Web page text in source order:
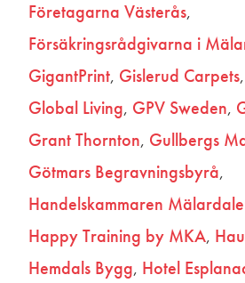
Företagarna Västerås
Försäkringsrådgivarna i
GigantPrint Gislerud Carpets
Global Living GPV Sweden
Grant Thornton Gullbergs
Götmars Begravningsbyrå
Handelskammaren
Happy Training by MKA
Hemdals Bygg Hotel